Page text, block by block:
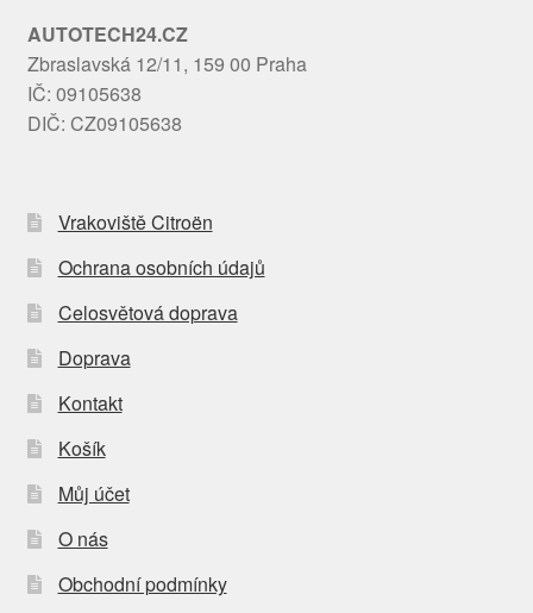
AUTOTECH24.CZ
Zbraslavská 12/11, 159 00 Praha
IČ: 09105638
DIČ: CZ09105638
Vrakoviště Citroën
Ochrana osobních údajů
Celosvětová doprava
Doprava
Kontakt
Košík
Můj účet
O nás
Obchodní podmínky